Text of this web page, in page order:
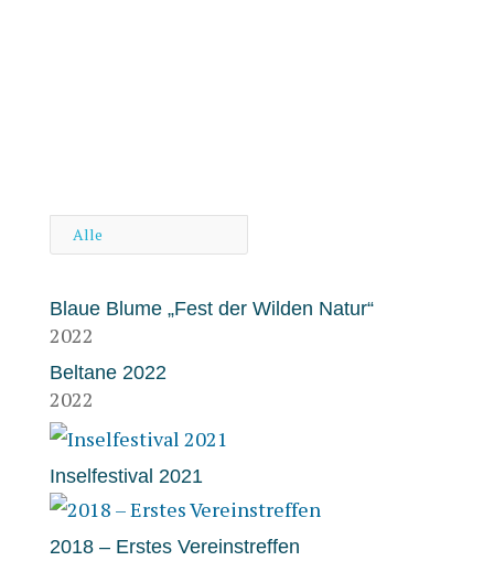
Alle
Blaue Blume „Fest der Wilden Natur“
2022
Beltane 2022
2022
Inselfestival 2021
2018 – Erstes Vereinstreffen